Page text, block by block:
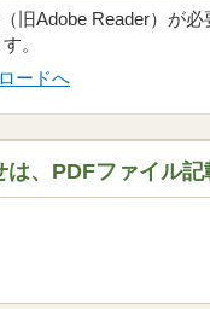
旧Adobe Reader）が必
。
ードへ
、PDFファイル